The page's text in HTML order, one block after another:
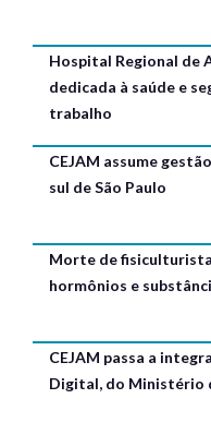
Hospital Regional de
dedicada à saúde e
trabalho
CEJAM assume
sul de São Paulo
Morte de
hormônios e
CEJAM passa a
Digital, do Ministério